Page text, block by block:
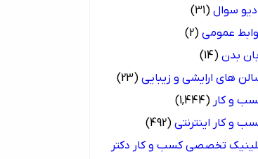
سوال (31)
عمومی (2)
بدن (14)
های ارایشی و زیبایی (23)
و کار (1,444)
و کار اینترنتی (492)
تخصصی کسب و کار دکتر